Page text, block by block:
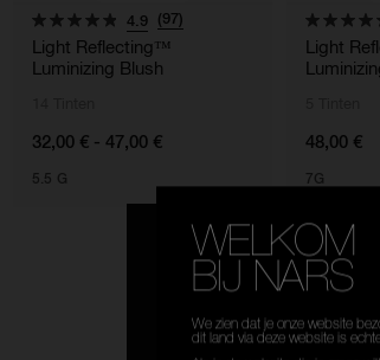
4.9 (97)
Light Reflecting™
Luminizing Blush
32,00 € - 47,00 €
5.5 G
Light
48,00 €
7G
Selecteer
WELKOM
BIJ NARS
We zien dat je onze website
dit land via deze website is